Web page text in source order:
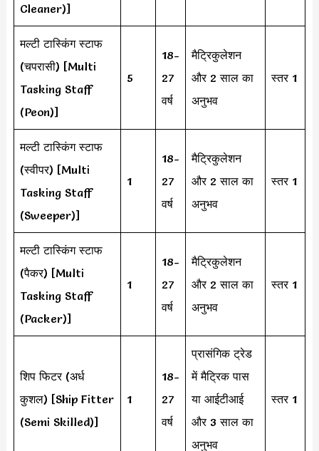
Cleaner)]
मल्टी टास्किंग स्टाफ
(चपरासी) [Multi
Tasking Staff
(Peon)]
5
18-
27
वर्ष
मैट्रिकुलेशन
और 2 साल का
अनुभव
स्तर 1
मल्टी टास्किंग स्टाफ
(स्वीपर) [Multi
Tasking Staff
(Sweeper)]
1
18-
27
वर्ष
मैट्रिकुलेशन
और 2 साल का
अनुभव
स्तर 1
मल्टी टास्किंग स्टाफ
(पैकर) [Multi
Tasking Staff
(Packer)]
1
18-
27
वर्ष
मैट्रिकुलेशन
और 2 साल का
अनुभव
स्तर 1
शिप फिटर (अर्ध
कुशल) [Ship Fitter
(Semi Skilled)]
1
18-
27
वर्ष
प्रासंगिक ट्रेड
में मैट्रिक पास
या आईटीआई
और 3 साल का
अनुभव
स्तर 1